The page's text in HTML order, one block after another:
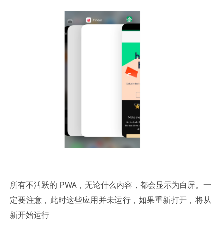
所有不活跃的 PWA，无论什么内容，都会显示为白屏。一
定要注意，此时这些应用并未运行，如果重新打开，将从
新开始运行